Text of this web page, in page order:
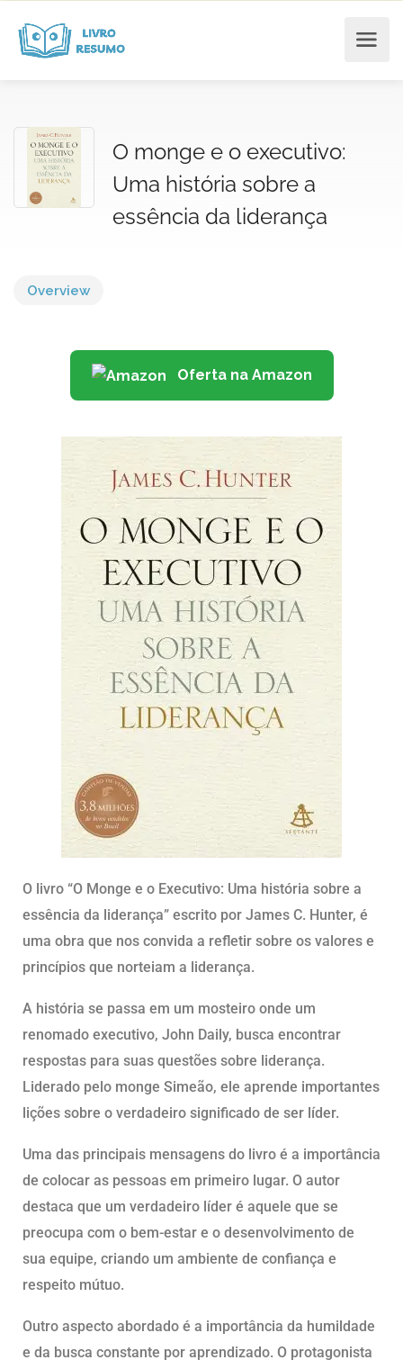
O monge e o executivo:
Uma história sobre a
essência da liderança
Overview
Oferta na Amazon
O livro “O Monge e o Executivo: Uma história sobre a
essência da liderança” escrito por James C. Hunter, é
uma obra que nos convida a refletir sobre os valores e
princípios que norteiam a liderança.
A história se passa em um mosteiro onde um
renomado executivo, John Daily, busca encontrar
respostas para suas questões sobre liderança.
Liderado pelo monge Simeão, ele aprende importantes
lições sobre o verdadeiro significado de ser líder.
Uma das principais mensagens do livro é a importância
de colocar as pessoas em primeiro lugar. O autor
destaca que um verdadeiro líder é aquele que se
preocupa com o bem-estar e o desenvolvimento de
sua equipe, criando um ambiente de confiança e
respeito mútuo.
Outro aspecto abordado é a importância da humildade
e da busca constante por aprendizado. O protagonista